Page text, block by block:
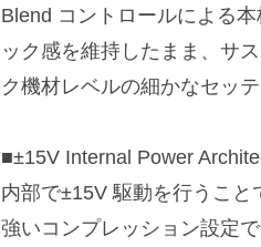
Blend コントロールによる
ック感を維持したまま、サ
ク機材レベルの細かなセッ
■±15V Internal Power
内部で±15V 駆動を行うこと
強いコンプレッション設定